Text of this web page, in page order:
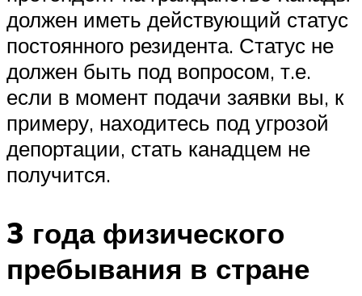
должен иметь действующий статус
постоянного резидента. Статус не
должен быть под вопросом, т.е.
если в момент подачи заявки вы, к
примеру, находитесь под угрозой
депортации, стать канадцем не
получится.
3 года физического
пребывания в стране